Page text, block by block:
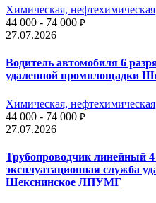
Химическая,
44 000 - 74 000 ₽
27.07.2026
Водитель автомобиля 6
удаленной промплощадки
Химическая,
44 000 - 74 000 ₽
27.07.2026
Трубопроводчик линейный
эксплуатационная служба
Шекснинское ЛПУМГ